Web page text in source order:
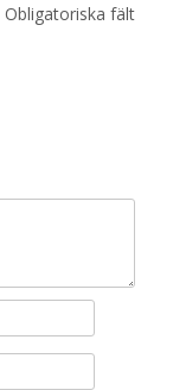
Obligatoriska fält